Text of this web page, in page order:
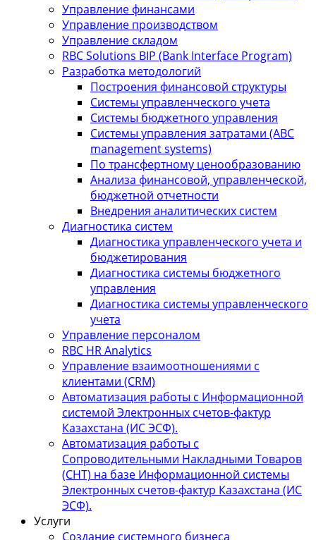
Управление финансами
Управление производством
Управление складом
RBC Solutions BIP (Bank Interface Program)
Разработка методологий
Построения финансовой структуры
Системы управленческого учета
Системы бюджетного управления
Системы управления затратами (АBC
management systems)
По трансфертному ценообразованию
Анализа финансовой, управленческой,
бюджетной отчетности
Внедрения аналитических систем
Диагностика систем
Диагностика управленческого учета и
бюджетирования
Диагностика системы бюджетного
управления
Диагностика системы управленческого
учета
Управление персоналом
RBC HR Аnalytics
Управление взаимоотношениями с
клиентами (СRM)
Автоматизация работы с Информационной
системой Электронных счетов-фактур
Казахстана (ИС ЭСФ).
Автоматизация работы с
Сопроводительными Накладными Товаров
(СНТ) на базе Информационной системы
Электронных счетов-фактур Казахстана (ИС
ЭСФ).
Услуги
Создание системного бизнеса